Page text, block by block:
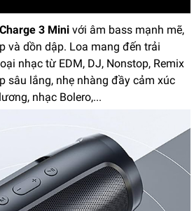
3 Mini với âm bass mạnh mẽ,
và dồn dập. Loa mang đến trải
nhạc từ EDM, DJ, Nonstop, Remix
sâu lắng, nhẹ nhàng đầy cảm xúc
nhạc Bolero,...